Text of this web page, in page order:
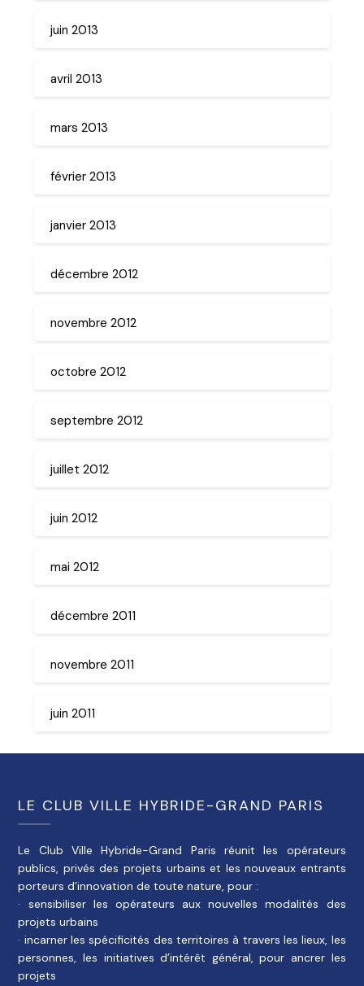
juin 2013
avril 2013
mars 2013
février 2013
janvier 2013
décembre 2012
novembre 2012
octobre 2012
septembre 2012
juillet 2012
juin 2012
mai 2012
décembre 2011
novembre 2011
juin 2011
LE CLUB VILLE HYBRIDE-GRAND PARIS
Le Club Ville Hybride-Grand Paris réunit les opérateurs
publics, privés des projets urbains et les nouveaux entrants
porteurs d’innovation de toute nature, pour :
· sensibiliser les opérateurs aux nouvelles modalités des
projets urbains
· incarner les spécificités des territoires à travers les lieux, les
personnes, les initiatives d’intérêt général, pour ancrer les
projets